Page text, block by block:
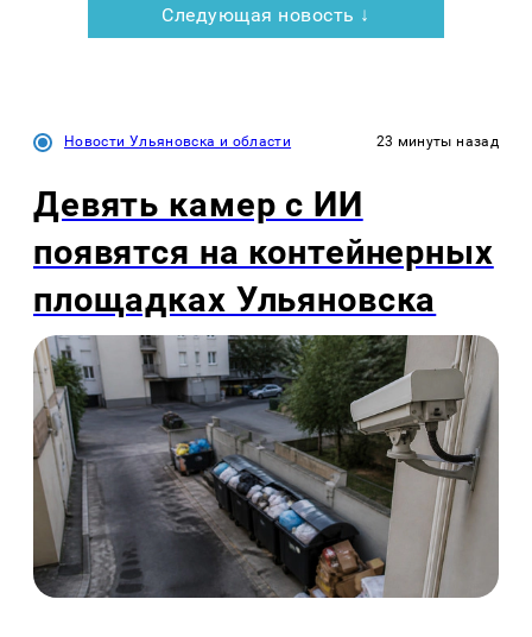
Следующая новость ↓
Новости Ульяновска и области 23 минуты назад
Девять камер с ИИ
появятся на контейнерных
площадках Ульяновска